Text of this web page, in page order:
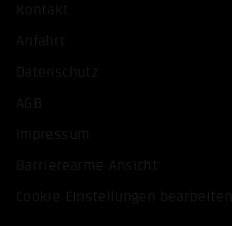
Kontakt
Anfahrt
Datenschutz
AGB
Impressum
Barrierearme Ansicht
Cookie Einstellungen bearbeiten